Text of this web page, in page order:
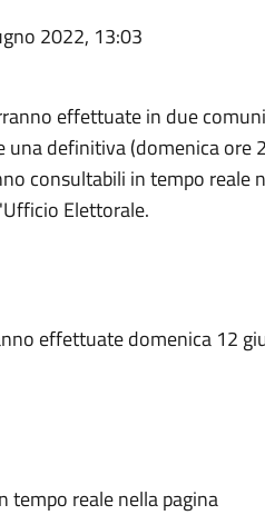
2022, 13:03
effettuate in due
una definitiva (domenica ore
consultabili in tempo reale
Elettorale.
effettuate domenica 12
tempo reale nella pagina